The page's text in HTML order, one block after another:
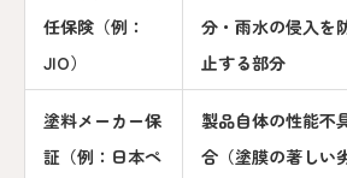
任保険（例：
JIO）
分・雨水の侵入を
止する部分
塗料メーカー保
証（例：日本ペ
製品自体の性能不
合（塗膜の著しい